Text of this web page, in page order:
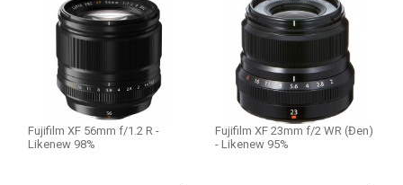
Fujifilm XF 56mm f/1.2 R -
Likenew 98%
Fujifilm XF 23mm f/2 WR (Đen)
- Likenew 95%